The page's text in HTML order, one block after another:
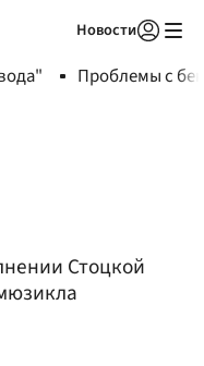
Новости
Проблемы с
Стоцкой